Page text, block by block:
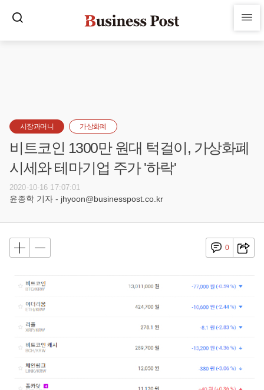
시장과머니 가상화폐
비트코인 1300만 원대 턱걸이, 가상화폐
시세와 테마기업 주가 '하락'
2020-10-16 17:07:01
윤종학 기자 - jhyoon@businesspost.co.kr
0